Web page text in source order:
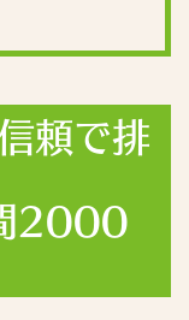
頼で排
2000